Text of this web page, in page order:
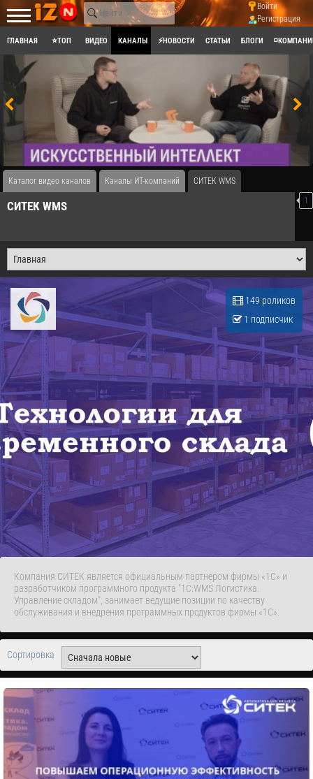
Войти
Регистрация
ГЛАВНАЯ ⭐ТОП ВИДЕО КАНАЛЫ ⚡НОВОСТИ СТАТЬИ БЛОГИ
Каталог видео каналов Каналы ИТ-компаний СИТЕК WMS
1
СИТЕК WMS
149 роликов
1 подписчик
Компания СИТЕК является официальным партнером фирмы «1С» и
разработчиком программного продукта "1С:WMS Логистика.
Управление складом", занимает ведущие позиции по качеству
обслуживания и внедрения программных продуктов фирмы «1С».
Сортировка